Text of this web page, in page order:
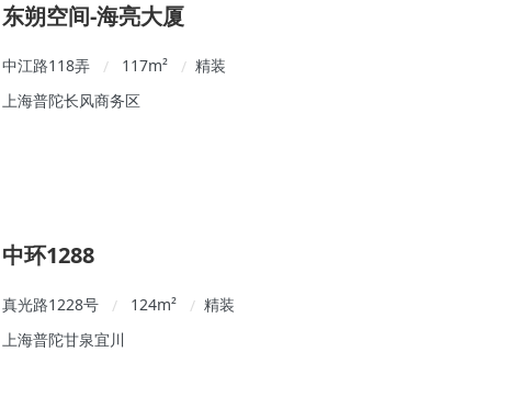
东朔空间-海亮大厦
中江路118弄 / 117m² / 精装
上海普陀长风商务区
中环1288
真光路1228号 / 124m² / 精装
上海普陀甘泉宜川